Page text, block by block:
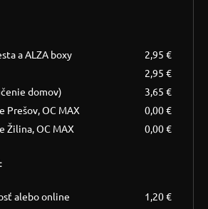
a ALZA boxy
2,95 €
2,95 €
domov)
3,65 €
Prešov, OC MAX
0,00 €
Žilina, OC MAX
0,00 €
alebo online
1,20 €